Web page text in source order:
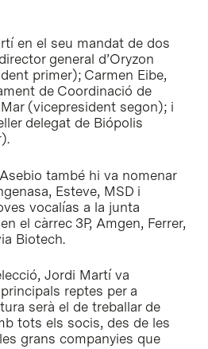
en el seu mandat de dos
general d’Oryzon
primer); Carmen Eibe,
de Coordinació de
(vicepresident segon); i
delegat de Biópolis
també hi va nomenar
Esteve, MSD i
vocalías a la junta
el càrrec 3P, Amgen, Ferrer,
Biotech.
Jordi Martí va
reptes per a
serà el de treballar de
tots els socis, des de les
grans companyies que